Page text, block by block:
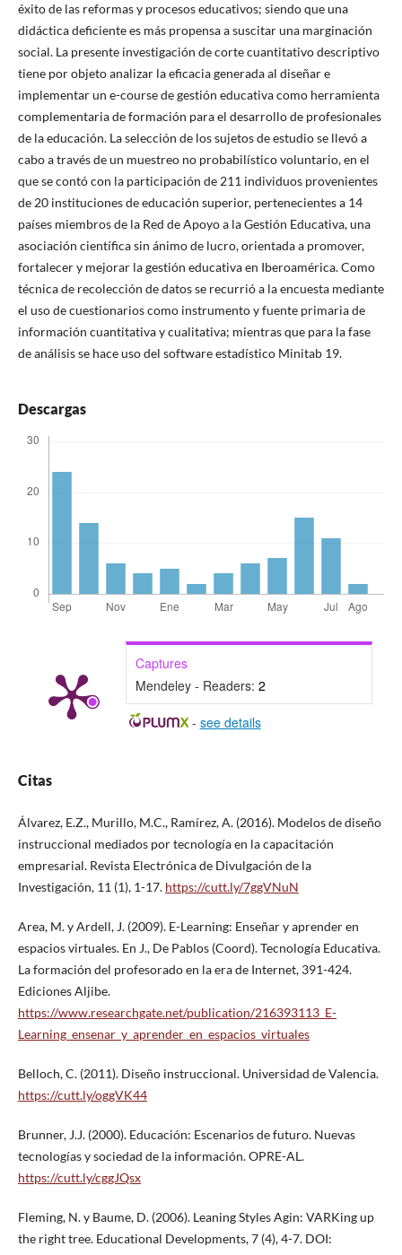
éxito de las reformas y procesos educativos; siendo que una
didáctica deficiente es más propensa a suscitar una marginación
social. La presente investigación de corte cuantitativo descriptivo
tiene por objeto analizar la eficacia generada al diseñar e
implementar un e-course de gestión educativa como herramienta
complementaria de formación para el desarrollo de profesionales
de la educación. La selección de los sujetos de estudio se llevó a
cabo a través de un muestreo no probabilístico voluntario, en el
que se contó con la participación de 211 individuos provenientes
de 20 instituciones de educación superior, pertenecientes a 14
países miembros de la Red de Apoyo a la Gestión Educativa, una
asociación científica sin ánimo de lucro, orientada a promover,
fortalecer y mejorar la gestión educativa en Iberoamérica. Como
técnica de recolección de datos se recurrió a la encuesta mediante
el uso de cuestionarios como instrumento y fuente primaria de
información cuantitativa y cualitativa; mientras que para la fase
de análisis se hace uso del software estadístico Minitab 19.
Descargas
Captures
Mendeley - Readers: 2
- see details
Citas
Álvarez, E.Z., Murillo, M.C., Ramírez, A. (2016). Modelos de diseño
instruccional mediados por tecnología en la capacitación
empresarial. Revista Electrónica de Divulgación de la
Investigación, 11 (1), 1-17. https://cutt.ly/7ggVNuN
Area, M. y Ardell, J. (2009). E-Learning: Enseñar y aprender en
espacios virtuales. En J., De Pablos (Coord). Tecnología Educativa.
La formación del profesorado en la era de Internet, 391-424.
Ediciones Aljibe.
https://www.researchgate.net/publication/216393113_E-
Learning_ensenar_y_aprender_en_espacios_virtuales
Belloch, C. (2011). Diseño instruccional. Universidad de Valencia.
https://cutt.ly/oggVK44
Brunner, J.J. (2000). Educación: Escenarios de futuro. Nuevas
tecnologías y sociedad de la información. OPRE-AL.
https://cutt.ly/cggJQsx
Fleming, N. y Baume, D. (2006). Leaning Styles Agin: VARKing up
the right tree. Educational Developments, 7 (4), 4-7. DOI: